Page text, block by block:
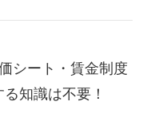
シート・賃金制度
知識は不要！